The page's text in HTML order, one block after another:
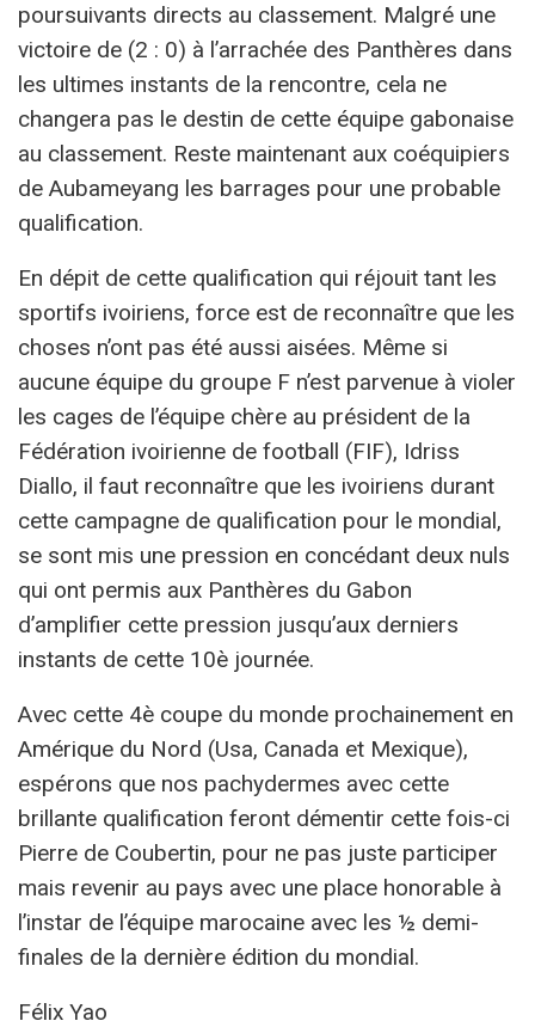
poursuivants directs au classement. Malgré une
victoire de (2 : 0) à l’arrachée des Panthères dans
les ultimes instants de la rencontre, cela ne
changera pas le destin de cette équipe gabonaise
au classement. Reste maintenant aux coéquipiers
de Aubameyang les barrages pour une probable
qualification.
En dépit de cette qualification qui réjouit tant les
sportifs ivoiriens, force est de reconnaître que les
choses n’ont pas été aussi aisées. Même si
aucune équipe du groupe F n’est parvenue à violer
les cages de l’équipe chère au président de la
Fédération ivoirienne de football (FIF), Idriss
Diallo, il faut reconnaître que les ivoiriens durant
cette campagne de qualification pour le mondial,
se sont mis une pression en concédant deux nuls
qui ont permis aux Panthères du Gabon
d’amplifier cette pression jusqu’aux derniers
instants de cette 10è journée.
Avec cette 4è coupe du monde prochainement en
Amérique du Nord (Usa, Canada et Mexique),
espérons que nos pachydermes avec cette
brillante qualification feront démentir cette fois-ci
Pierre de Coubertin, pour ne pas juste participer
mais revenir au pays avec une place honorable à
l’instar de l’équipe marocaine avec les ½ demi-
finales de la dernière édition du mondial.
Félix Yao